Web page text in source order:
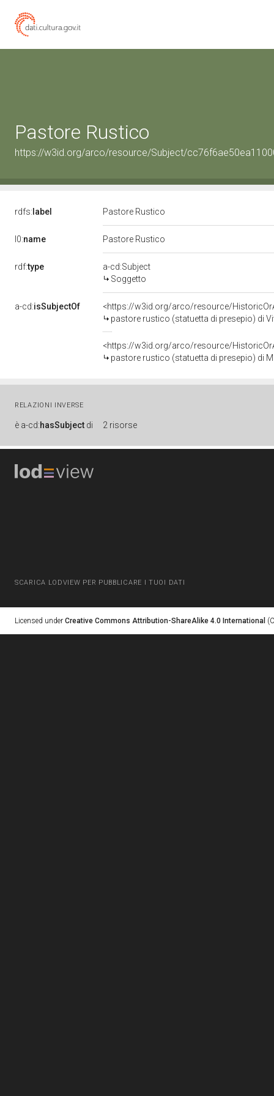
Pastore Rustico
https://w3id.org/arco/resource/Subject/
rdfs: label Pastore Rustico
l0:name Pastore Rustico
rdf:type
a-cd:Subject
Soggetto
a-cd:isSubjectOf
<https://w3id.org/arco/resource/
pastore rustico (statuetta di presepio) di
<https://w3id.org/arco/resource/
pastore rustico (statuetta di presepio) di
RELAZIONI INVERSE
è a-cd:hasSubject di 2 risorse
SCARICA LODVIEW PER PUBBLICARE I TUOI DATI
Licensed under Creative Commons Attribution-ShareAlike 4.0 International